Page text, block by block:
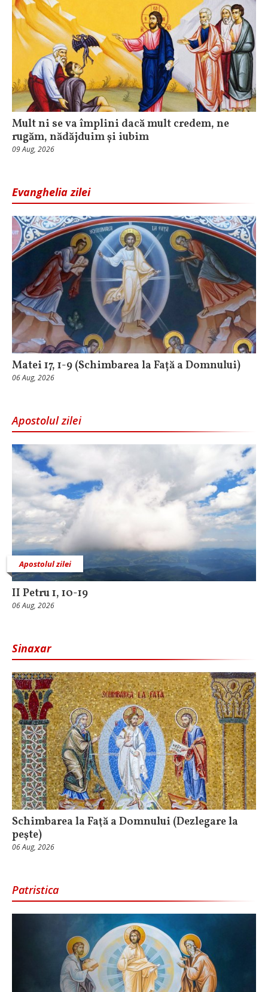
Mult ni se va împlini dacă mult credem, ne
rugăm, nădăjduim și iubim
09 Aug, 2026
Evanghelia zilei
Matei 17, 1-9 (Schimbarea la Față a Domnului)
06 Aug, 2026
Apostolul zilei
Apostolul zilei
II Petru 1, 10-19
06 Aug, 2026
Sinaxar
Schimbarea la Faţă a Domnului (Dezlegare la
peşte)
06 Aug, 2026
Patristica